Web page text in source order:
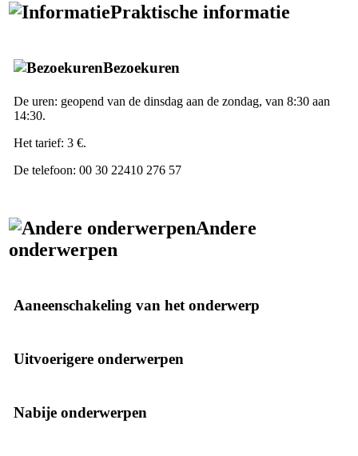
Praktische informatie
Bezoekuren
De uren: geopend van de dinsdag aan de zondag, van 8:30 aan
14:30.
Het tarief: 3 €.
De telefoon: 00 30 22410 276 57
Andere
onderwerpen
Aaneenschakeling van het onderwerp
Uitvoerigere onderwerpen
Nabije onderwerpen